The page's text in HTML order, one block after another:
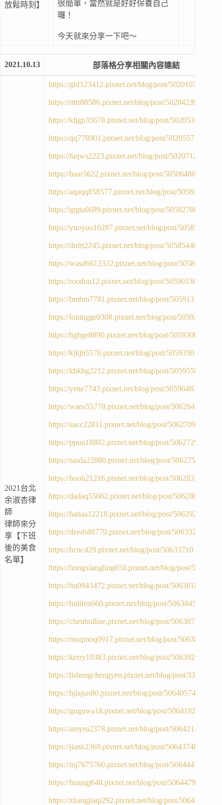
放鬆時刻】
很簡單，當然就是好好保養自己
囉！
今天就來分享一下吧～
2021.10.13 部落格分享相關內容連結
2021台北
余淑杏律
師
律師來分
享【下班
後的美食
名單】
https://ghf123412.pixnet.net/blog/post/50201074
https://rtttr88586.pixnet.net/blog/post/50204239
https://kljgp35678.pixnet.net/blog/post/50205106
https://qq778901.pixnet.net/blog/post/50205571
https://faqws2223.pixnet.net/blog/post/50207128
https://baar5622.pixnet.net/blog/post/50506486
https://aqaqq858577.pixnet.net/blog/post/50581936
https://gtgta6689.pixnet.net/blog/post/50582788
https://yuoyuo10287.pixnet.net/blog/post/50583340
https://drdrt2245.pixnet.net/blog/post/50585440
https://wasd6612332.pixnet.net/blog/post/50589826
https://rooduu12.pixnet.net/blog/post/50590336
https://bmbm7781.pixnet.net/blog/post/50591314
https://loningge0308.pixnet.net/blog/post/50592502
https://hghge8890.pixnet.net/blog/post/50593003
https://kjkjh5576.pixnet.net/blog/post/50593501
https://kbkbg2212.pixnet.net/blog/post/50595583
https://yette7743.pixnet.net/blog/post/50596483
https://waea55778.pixnet.net/blog/post/50626450
https://aacc22811.pixnet.net/blog/post/50627092
https://ppuu18802.pixnet.net/blog/post/50627293
https://sasda22880.pixnet.net/blog/post/50627518
https://hooh21216.pixnet.net/blog/post/50628310
https://dadaq55662.pixnet.net/blog/post/50628622
https://hahaa12218.pixnet.net/blog/post/50629240
https://deeds88770.pixnet.net/blog/post/50633278
https://hcnc429.pixnet.net/blog/post/50633710
https://hongxiangling650.pixnet.net/blog/post/
https://hu0943472.pixnet.net/blog/post/50638186
https://hulifen660.pixnet.net/blog/post/50638453
https://chenhuiline.pixnet.net/blog/post/50638735
https://moqmoq0917.pixnet.net/blog/post/50638993
https://kerry10383.pixnet.net/blog/post/50639296
https://lishengchengyen.pixnet.net/blog/post/
https://hjiajun80.pixnet.net/blog/post/50640574
https://guguwa18.pixnet.net/blog/post/50641822
https://amyru2378.pixnet.net/blog/post/50642143
https://jiank2369.pixnet.net/blog/post/50643748
https://mj7675760.pixnet.net/blog/post/50644477
https://huangj648.pixnet.net/blog/post/50644792
https://zhangjiaqi292.pixnet.net/blog/post/50645083